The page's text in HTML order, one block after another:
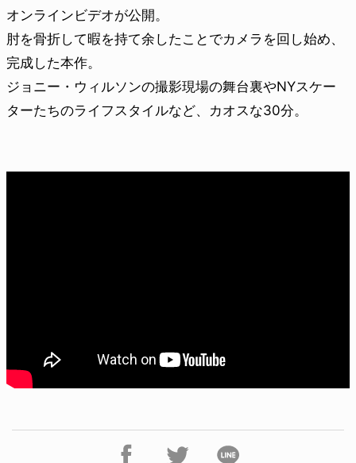
オンラインビデオが公開。
肘を骨折して暇を持て余したことでカメラを回し始め、
完成した本作。
ジョニー・ウィルソンの撮影現場の舞台裏やNYスケー
ターたちのライフスタイルなど、カオスな30分。